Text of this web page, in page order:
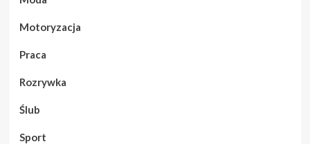
Motoryzacja
Praca
Rozrywka
Ślub
Sport